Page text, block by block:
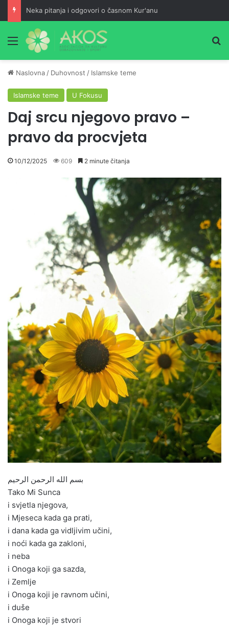
Neka pitanja i odgovori o časnom Kur'anu
Meni
Naslovna / Duhovnost / Islamske teme
Islamske teme U Fokusu
Daj srcu njegovo pravo –
pravo da procvjeta
10/12/2025 609 2 minute čitanja
بسم الله الرحمن الرحيم
Tako Mi Sunca
i svjetla njegova,
i Mjeseca kada ga prati,
i dana kada ga vidljivim učini,
i noći kada ga zakloni,
i neba
i Onoga koji ga sazda,
i Zemlje
i Onoga koji je ravnom učini,
i duše
i Onoga koji je stvori